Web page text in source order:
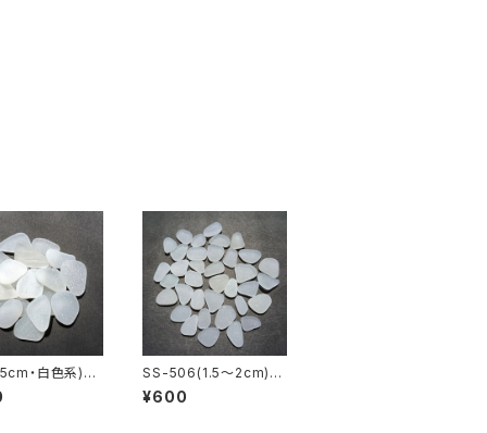
・白色系)ク
シーグラス素材
SS-506(1.5～2cm)白
色系クラフト用シーグラ
ス素材
¥600